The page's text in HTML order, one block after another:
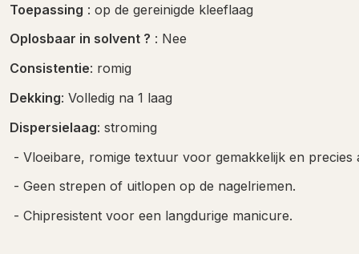
Toepassing : op de gereinigde kleeflaag
Oplosbaar in solvent ? : Nee
Consistentie: romig
Dekking: Volledig na 1 laag
Dispersielaag: stroming
- Vloeibare, romige textuur voor gemakkelijk en precies
- Geen strepen of uitlopen op de nagelriemen.
- Chipresistent voor een langdurige manicure.